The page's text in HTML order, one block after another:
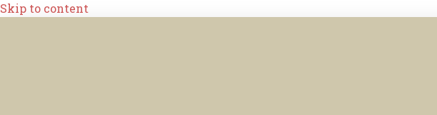
Skip to content